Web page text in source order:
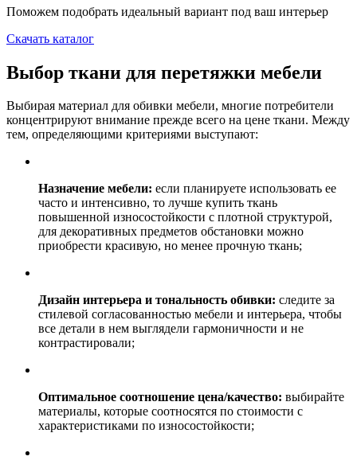
Поможем подобрать идеальный вариант под ваш интерьер
Скачать каталог
Выбор ткани для перетяжки мебели
Выбирая материал для обивки мебели, многие потребители
концентрируют внимание прежде всего на цене ткани. Между
тем, определяющими критериями выступают:
Назначение мебели: если планируете использовать ее
часто и интенсивно, то лучше купить ткань
повышенной износостойкости с плотной структурой,
для декоративных предметов обстановки можно
приобрести красивую, но менее прочную ткань;
Дизайн интерьера и тональность обивки: следите за
стилевой согласованностью мебели и интерьера, чтобы
все детали в нем выглядели гармоничности и не
контрастировали;
Оптимальное соотношение цена/качество: выбирайте
материалы, которые соотносятся по стоимости с
характеристиками по износостойкости;